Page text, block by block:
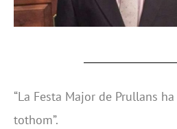
“La Festa Major de Prullans
tothom”.